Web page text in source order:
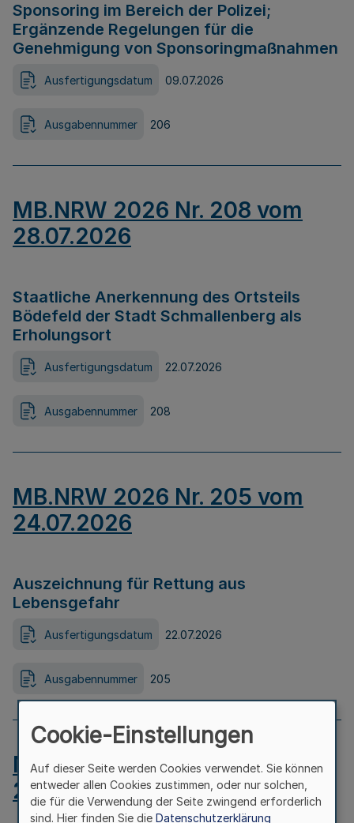
Sponsoring im Bereich der Polizei;
Ergänzende Regelungen für die
Genehmigung von Sponsoringmaßnahmen
Ausfertigungsdatum 09.07.2026
Ausgabennummer 206
MB.NRW 2026 Nr. 208 vom
28.07.2026
Staatliche Anerkennung des Ortsteils
Bödefeld der Stadt Schmallenberg als
Erholungsort
Ausfertigungsdatum 22.07.2026
Ausgabennummer 208
MB.NRW 2026 Nr. 205 vom
24.07.2026
Auszeichnung für Rettung aus
Lebensgefahr
Ausfertigungsdatum 22.07.2026
Ausgabennummer 205
MB.NRW 2026 Nr. 204 vom
24.07.2026
Cookie-Einstellungen
Auf dieser Seite werden Cookies verwendet. Sie können
entweder allen Cookies zustimmen, oder nur solchen,
die für die Verwendung der Seite zwingend erforderlich
sind. Hier finden Sie die Datenschutzerklärung